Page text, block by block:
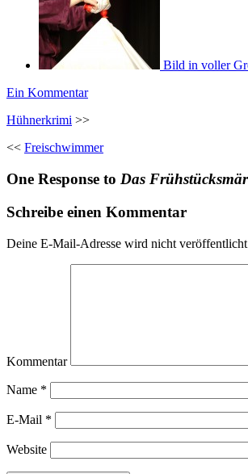
Bild in voller
Ein Kommentar
Hühnerkrimi >>
<< Freischwimmer
One Response to Das
Schreibe einen Kommentar
Deine E-Mail-Adresse wird nicht
Kommentar
Name *
E-Mail *
Website